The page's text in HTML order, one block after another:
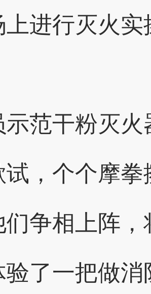
上进行灭火实
示范干粉灭
，个个摩拳
们争相上阵
验了一把做